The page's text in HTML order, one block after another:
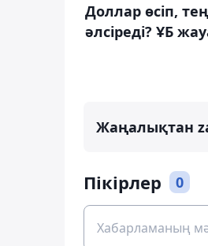
Доллар өсіп,
әлсіреді? ҰБ
Жаңалықтан
Пікірлер 0